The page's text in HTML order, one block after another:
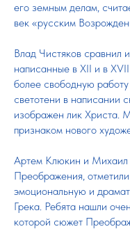
его земным делам,
век «русским
Влад Чистяков сравнил
написанные в XII и в
более свободную
светотени в написании
изображен лик Христа.
признаком нового
Артем Клюкин и Михаил
Преображения,
эмоциональную и
Грека. Ребята нашли
которой сюжет